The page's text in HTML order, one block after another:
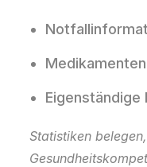
Statistiken